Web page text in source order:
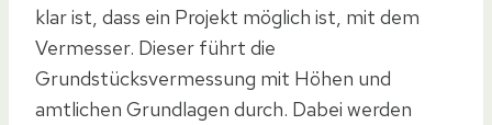
klar ist, dass ein Projekt möglich ist, mit dem
Vermesser. Dieser führt die
Grundstücksvermessung mit Höhen und
amtlichen Grundlagen durch. Dabei werden